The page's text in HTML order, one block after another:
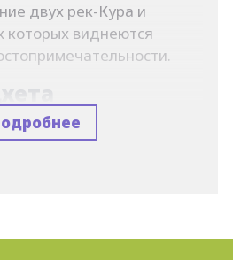
двух рек-Кура и
которых виднеются
вы сможете очутиться в